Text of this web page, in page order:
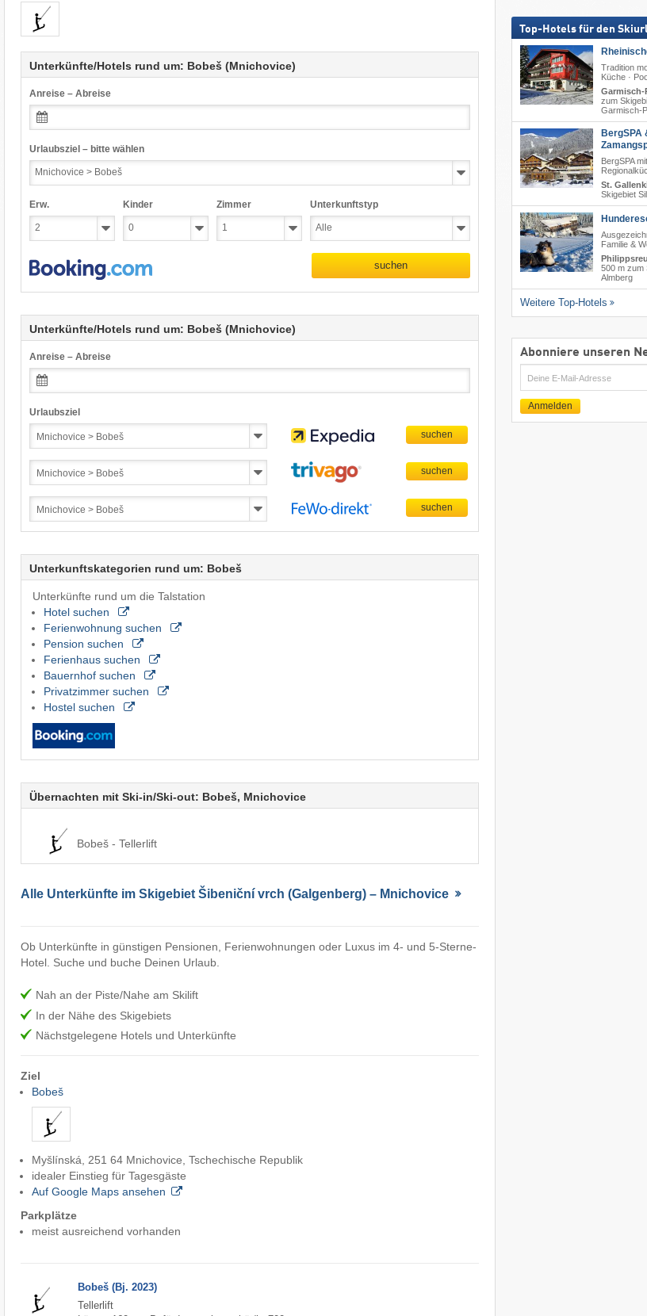
Unterkünfte/Hotels rund um: Bobeš (Mnichovice)
Anreise – Abreise
Urlaubsziel – bitte wählen
Erw. Kinder Zimmer Unterkunftstyp
suchen
Unterkünfte/Hotels rund um: Bobeš (Mnichovice)
Anreise – Abreise
Urlaubsziel
Unterkunftskategorien rund um: Bobeš
Unterkünfte rund um die Talstation
Hotel suchen
Ferienwohnung suchen
Pension suchen
Ferienhaus suchen
Bauernhof suchen
Privatzimmer suchen
Hostel suchen
Übernachten mit Ski-in/Ski-out: Bobeš, Mnichovice
Bobeš - Tellerlift
Alle Unterkünfte im Skigebiet Šibeniční vrch (Galgenberg) – Mnichovice
Ob Unterkünfte in günstigen Pensionen, Ferienwohnungen oder Luxus im 4- und 5-Sterne-
Hotel. Suche und buche Deinen Urlaub.
Nah an der Piste/Nahe am Skilift
In der Nähe des Skigebiets
Nächstgelegene Hotels und Unterkünfte
Ziel
Bobeš
Myšlínská, 251 64 Mnichovice, Tschechische Republik
idealer Einstieg für Tagesgäste
Auf Google Maps ansehen
Parkplätze
meist ausreichend vorhanden
Bobeš (Bj. 2023)
Tellerlift
Top-Hotels für den
Tradition
Küche ·
Garmisch-
zum
Garmisch-
BergSPA
BergSPA
St.
Skigebiet
Familie &
500 m zum
Almberg
Weitere Top-Hotels
Abonniere unseren
E-
Mail
Anmelden